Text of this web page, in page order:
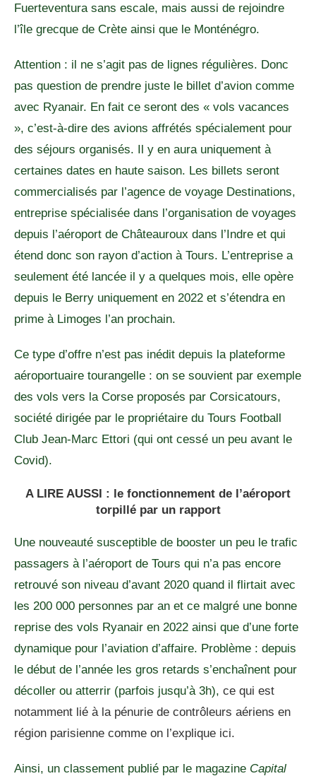
Fuerteventura sans escale, mais aussi de rejoindre
l’île grecque de Crète ainsi que le Monténégro.
Attention : il ne s’agit pas de lignes régulières. Donc
pas question de prendre juste le billet d’avion comme
avec Ryanair. En fait ce seront des « vols vacances
», c’est-à-dire des avions affrétés spécialement pour
des séjours organisés. Il y en aura uniquement à
certaines dates en haute saison. Les billets seront
commercialisés par l’agence de voyage Destinations,
entreprise spécialisée dans l’organisation de voyages
depuis l’aéroport de Châteauroux dans l’Indre et qui
étend donc son rayon d’action à Tours. L’entreprise a
seulement été lancée il y a quelques mois, elle opère
depuis le Berry uniquement en 2022 et s’étendra en
prime à Limoges l’an prochain.
Ce type d’offre n’est pas inédit depuis la plateforme
aéroportuaire tourangelle : on se souvient par exemple
des vols vers la Corse proposés par Corsicatours,
société dirigée par le propriétaire du Tours Football
Club Jean-Marc Ettori (qui ont cessé un peu avant le
Covid).
A LIRE AUSSI : le fonctionnement de l’aéroport
torpillé par un rapport
Une nouveauté susceptible de booster un peu le trafic
passagers à l’aéroport de Tours qui n’a pas encore
retrouvé son niveau d’avant 2020 quand il flirtait avec
les 200 000 personnes par an et ce malgré une bonne
reprise des vols Ryanair en 2022 ainsi que d’une forte
dynamique pour l’aviation d’affaire. Problème : depuis
le début de l’année les gros retards s’enchaînent pour
décoller ou atterrir (parfois jusqu’à 3h), ce qui est
notamment lié à la pénurie de contrôleurs aériens en
région parisienne comme on l’explique ici.
Ainsi, un classement publié par le magazine Capital